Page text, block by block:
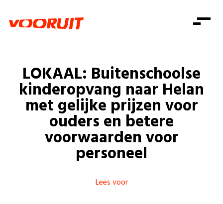
Zorg
Gelijke kansen
Welzijn
Consumentenbescherming
Pensioenen
Kinderen en jongeren
Onze mensen
Standpunten
Vacatures
Doe mee
Doe mee
Word lid
Mis niets
Shop
Zoeken
Login
Login
LOKAAL: Buitenschoolse
kinderopvang naar Helan
met gelijke prijzen voor
ouders en betere
voorwaarden voor
personeel
Lees voor